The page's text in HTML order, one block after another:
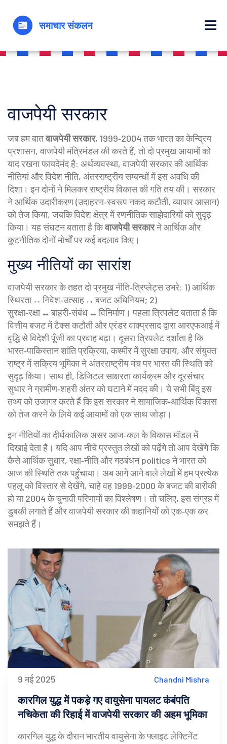
वाजपेयी सरकार
जब हम बातवाजपेयी सरकार, 1999‑2004 तक भारत का केन्द्रिय
प्रशासन,वाजपेयी मंत्रिमंडलकी करते हैं, तो दो प्रमुख आयामों को
याद रखना फायदेमंद है: अर्थव्यवस्था,वाजपेयी सरकार की आर्थिक
नीतियांऔरविदेश नीति, अंतरराष्ट्रीय सम्बन्धों में इस अवधि की
दिशा। इन दोनों ने मिलकर राष्ट्रीय विकास की गति तय की। सरकार
ने आर्थिक उदारीकरण (उदाहरण‑स्वरूप नकद कटौती, व्यापार आसान)
को तेज किया, जबकि विदेश क्षेत्र में रणनीतिक साझेदारियों को सुदृढ़
किया। यह संघटन बताता है किवाजपेयी सरकारने आर्थिक और
कूटनीतिक दोनों मोर्चों पर कई बदलाव किए।
मुख्य नीतियों का सारांश
वाजपेयी सरकार के तहत दो प्रमुख नीति‑त्रिप्लेट्स उभरे: 1) आर्थिक
स्थिरता ↔ निवेश‑उत्साह ↔ बजट अधिनियम; 2)
सुरक्षा‑रक्षा ↔ बाहरी‑संबंध ↔ विनिर्माण। पहला त्रिपलेट बताता है कि
वित्तीय बजट में टैक्स कटौती और एरंडर वाक्प्रसाद द्वारा आरएफआई में
वृद्धि से विदेशी पूँजी का प्रवाह बढ़ा। दूसरा त्रिपलेट दर्शाता है कि
भारत‑पाकिस्तान शांति प्रक्रिया, कश्मीर में सुरक्षा उपाय, और संयुक्त
राष्ट्र में सक्रिय भूमिका ने अंतरराष्ट्रीय मंच पर भारत की स्थिति को
सुदृढ़ किया। साथ ही, डिजिटल साक्षरता कार्यक्रम और दूरसंचार
सुधार ने ग्रामीण‑शहरी अंतर को घटाने में मदद की। ये सभी बिंदु इस
तथ्य को उजागर करते हैं कि इस सरकार ने सामाजिक‑आर्थिक विकास
को तेज करने के लिये कई आयामों को एक साथ जोड़ा।
इन नीतियों का दीर्घकालिक असर आज‑कल के विकास मॉडल में
दिखाई देता है। यदि आप नीचे प्रस्तुत लेखों को पढ़ेंगे तो आप देखेंगे कि
कैसे आर्थिक सुधार, रक्षा‑नीति और गठबंधन politics ने भारत को
आज की स्थिति तक पहुँचाया। अब आगे आने वाले लेखों में हम प्रत्येक
पहलू को विस्तार से देखेंगे, चाहे वह 1999‑2000 के बजट की बारीकी
हो या 2004 के चुनावी परिणामों का विश्लेषण। तो चलिए, इस संग्रह में
डुबकी लगाते हैं और वाजपेयी सरकार की कहानियों को एक‑एक कर
समझते हैं।
9 मई 2025 Chandni Mishra
कारगिल युद्ध में पकड़े गए वायुसेना पायलट कंबंपति
नचिकेता की रिहाई में वाजपेयी सरकार की अहम भूमिका
कारगिल युद्ध के दौरान भारतीय वायुसेना के फ्लाइट लेफ्टिनेंट